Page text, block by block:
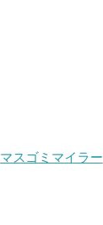
マスゴミマイラー